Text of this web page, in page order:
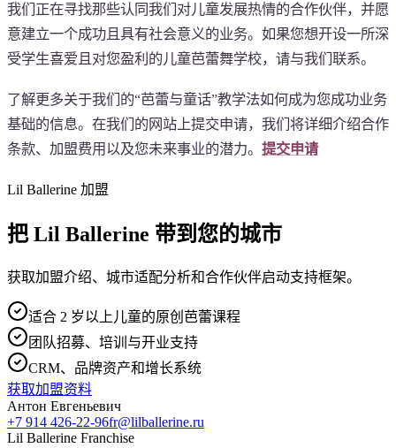
我们正在寻找那些认同我们对儿童发展热情的合作伙伴，并愿
意建立一个成功且具有社会意义的业务。如果您想开设一所深
受学生喜爱且对您盈利的儿童芭蕾舞学校，请与我们联系。
了解更多关于我们的“芭蕾与童话”教学法如何成为您成功业务
基础的信息。在我们的网站上提交申请，我们将详细介绍合作
条款、加盟费用以及您未来事业的潜力。 提交申请
Lil Ballerine 加盟
把 Lil Ballerine 带到您的城市
获取加盟介绍、城市适配分析和合作伙伴启动支持框架。
适合 2 岁以上儿童的原创芭蕾课程
团队招募、培训与开业支持
CRM、品牌资产和增长系统
获取加盟资料
Антон Евгеньевич
+7 914 426-22-96fr@lilballerine.ru
Lil Ballerine Franchise